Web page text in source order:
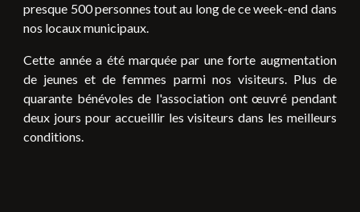
presque 500 personnes tout au long de ce week-end dans
nos locaux municipaux.
Cette année a été marquée par une forte augmentation
de jeunes et de femmes parmi nos visiteurs. Plus de
quarante bénévoles de l'association ont œuvré pendant
deux jours pour accueillir les visiteurs dans les meilleurs
conditions.